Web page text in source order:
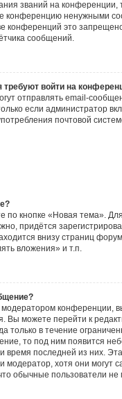
званий на конференции,
конференцию ненужными
конференций это
сообщений.
требуют войти на
отправлять email-
если администратор
почтовой
по кнопке «Новая тема».
придётся
внизу страниц
вложения» и т.п.
конференции,
Вы можете перейти к
только в течение
то под ним появится
время последней из них.
хотя они могут
обычные пользователи не